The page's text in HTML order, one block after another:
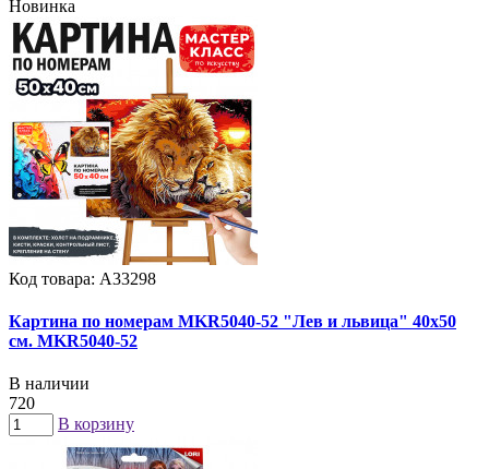
Новинка
Код товара: А33298
Картина по номерам MKR5040-52 "Лев и львица" 40х50
см. MKR5040-52
В наличии
720
В корзину